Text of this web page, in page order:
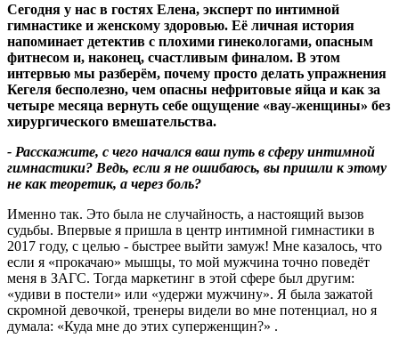
Сегодня у нас в гостях Елена, эксперт по интимной
гимнастике и женскому здоровью. Её личная история
напоминает детектив с плохими гинекологами, опасным
фитнесом и, наконец, счастливым финалом. В этом
интервью мы разберём, почему просто делать упражнения
Кегеля бесполезно, чем опасны нефритовые яйца и как за
четыре месяца вернуть себе ощущение «вау‑женщины» без
хирургического вмешательства.
- Расскажите, с чего начался ваш путь в сферу интимной
гимнастики? Ведь, если я не ошибаюсь, вы пришли к этому
не как теоретик, а через боль?
Именно так. Это была не случайность, а настоящий вызов
судьбы. Впервые я пришла в центр интимной гимнастики в
2017 году, с целью - быстрее выйти замуж! Мне казалось, что
если я «прокачаю» мышцы, то мой мужчина точно поведёт
меня в ЗАГС. Тогда маркетинг в этой сфере был другим:
«удиви в постели» или «удержи мужчину». Я была зажатой
скромной девочкой, тренеры видели во мне потенциал, но я
думала: «Куда мне до этих суперженщин?» .